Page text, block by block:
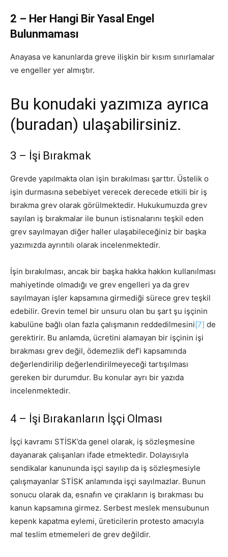
2 – Her Hangi Bir Yasal Engel
Bulunmaması
Anayasa ve kanunlarda greve ilişkin bir kısım sınırlamalar
ve engeller yer almıştır.
Bu konudaki yazımıza ayrıca
(buradan) ulaşabilirsiniz.
3 – İşi Bırakmak
Grevde yapılmakta olan işin bırakılması şarttır. Üstelik o
işin durmasına sebebiyet verecek derecede etkili bir iş
bırakma grev olarak görülmektedir. Hukukumuzda grev
sayılan iş bırakmalar ile bunun istisnalarını teşkil eden
grev sayılmayan diğer haller ulaşabileceğiniz bir başka
yazımızda ayrıntılı olarak incelenmektedir.
İşin bırakılması, ancak bir başka hakka hakkın kullanılması
mahiyetinde olmadığı ve grev engelleri ya da grev
sayılmayan işler kapsamına girmediği sürece grev teşkil
edebilir. Grevin temel bir unsuru olan bu şart şu işçinin
kabulüne bağlı olan fazla çalışmanın reddedilmesini[7] de
gerektirir. Bu anlamda, ücretini alamayan bir işçinin işi
bırakması grev değil, ödemezlik def’i kapsamında
değerlendirilip değerlendirilmeyeceği tartışılması
gereken bir durumdur. Bu konular ayrı bir yazıda
incelenmektedir.
4 – İşi Bırakanların İşçi Olması
İşçi kavramı STİSK’da genel olarak, iş sözleşmesine
dayanarak çalışanları ifade etmektedir. Dolayısıyla
sendikalar kanununda işçi sayılıp da iş sözleşmesiyle
çalışmayanlar STİSK anlamında işçi sayılmazlar. Bunun
sonucu olarak da, esnafın ve çırakların iş bırakması bu
kanun kapsamına girmez. Serbest meslek mensubunun
kepenk kapatma eylemi, üreticilerin protesto amacıyla
mal teslim etmemeleri de grev değildir.